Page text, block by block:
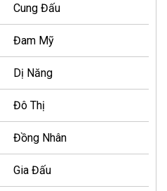
Cung Đấu
Đam Mỹ
Dị Năng
Đô Thị
Đồng Nhân
Gia Đấu